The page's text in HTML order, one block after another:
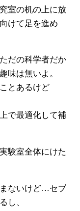
室の机の上に放
けて足を進め
だの科学者だか
味は無いよ。
とあるけど
で最適化して補
験室全体にけた
まないけど…セブ
し、